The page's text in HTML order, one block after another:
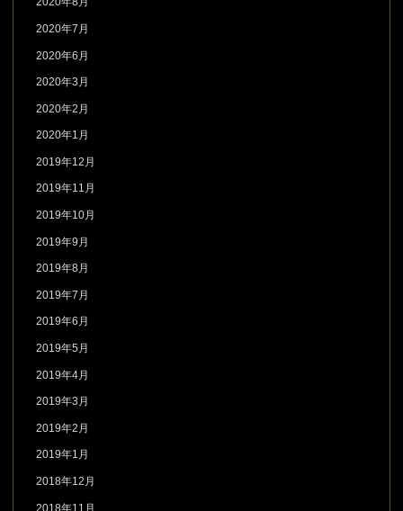
2020年7月
2020年6月
2020年3月
2020年2月
2020年1月
2019年12月
2019年11月
2019年10月
2019年9月
2019年8月
2019年7月
2019年6月
2019年5月
2019年4月
2019年3月
2019年2月
2019年1月
2018年12月
2018年11月